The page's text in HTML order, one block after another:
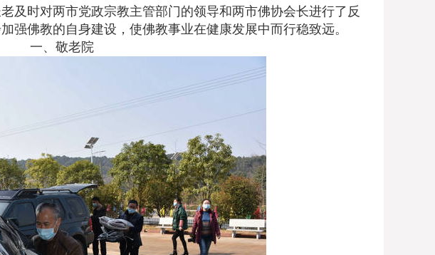
及时对两市党政宗教主管部门的领导和两市佛协会长进行了反
强佛教的自身建设，使佛教事业在健康发展中而行稳致远。
一、敬老院